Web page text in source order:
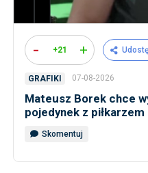
- +21 +
GRAFIKI 07-08-2026
Mateusz Borek chce
pojedynek z piłkarzem
Skomentuj